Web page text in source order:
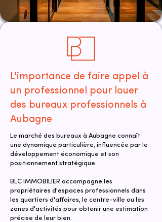
L'importance de faire appel à
un professionnel pour louer
des bureaux professionnels à
Aubagne
Le marché des bureaux à Aubagne connaît
une dynamique particulière, influencée par le
développement économique et son
positionnement stratégique.
BLC IMMOBILIER accompagne les
propriétaires d'espaces professionnels dans
les quartiers d'affaires, le centre-ville ou les
zones d'activités pour obtenir une estimation
précise de leur bien.